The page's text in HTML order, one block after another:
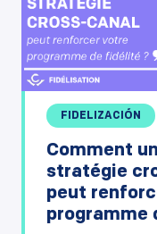
FIDELIZACIÓN
Comment
stratégie
peut
programme